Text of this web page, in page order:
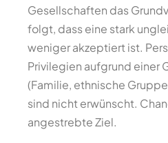
Gesellschaften das
folgt, dass eine stark
weniger akzeptiert ist.
Privilegien aufgrund einer
(Familie, ethnische
sind nicht erwünscht.
angestrebte Ziel.